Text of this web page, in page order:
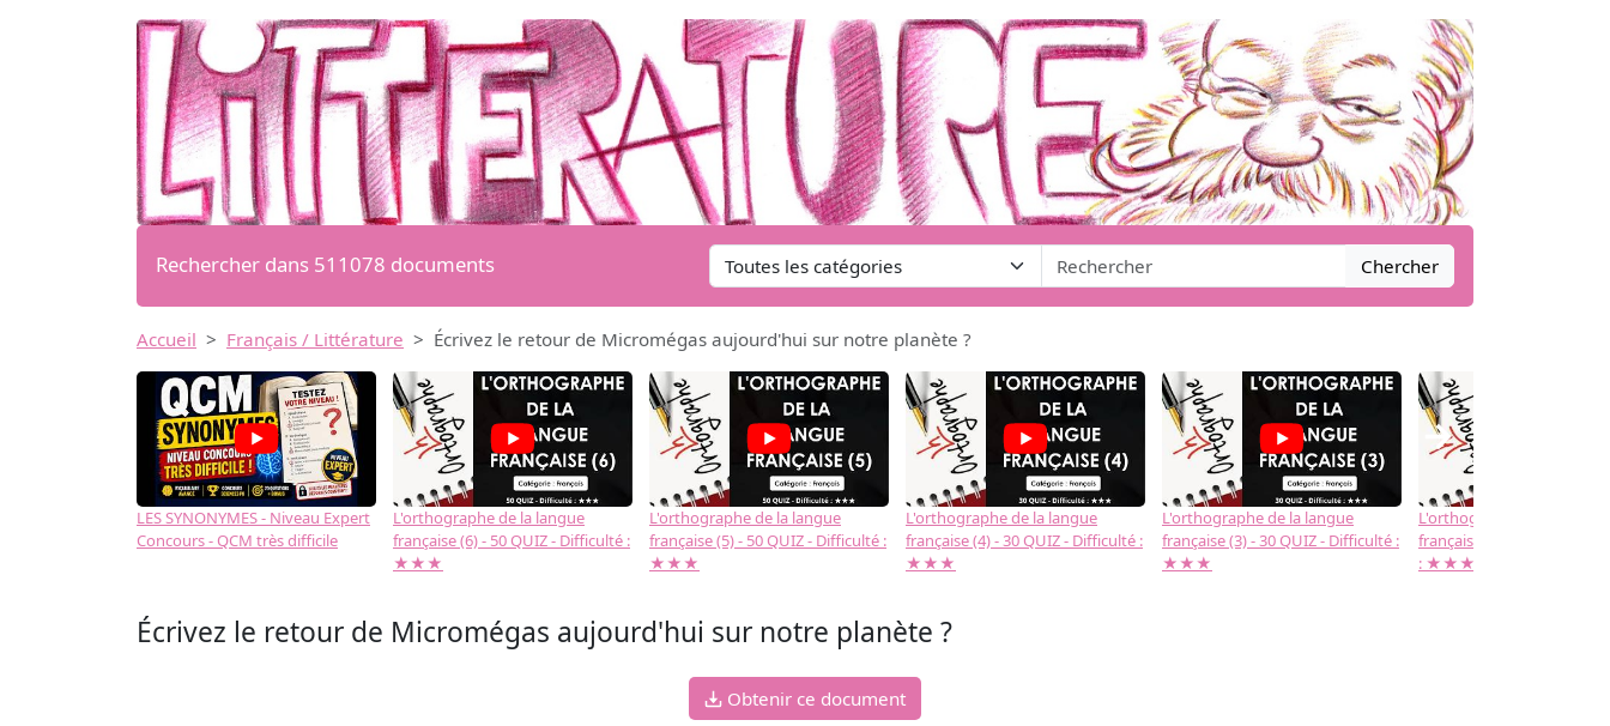
Rechercher dans 511078 documents Chercher
Accueil Français / Littérature Écrivez le retour de Micromégas aujourd'hui sur notre planète ?
LES SYNONYMES - Niveau Expert
Concours - QCM très difficile
L'orthographe de la langue
française (6) - 50 QUIZ - Difficulté :
★★★
L'orthographe de la langue
française (5) - 50 QUIZ - Difficulté :
★★★
L'orthographe de la langue
française (4) - 30 QUIZ - Difficulté :
★★★
L'orthographe de la langue
française (3) - 30 QUIZ - Difficulté :
★★★
L'orthographe de la langue
française (2) -( 20 QUIZ -
: ★★★
→
Écrivez le retour de Micromégas aujourd'hui sur notre planète ?
Obtenir ce document